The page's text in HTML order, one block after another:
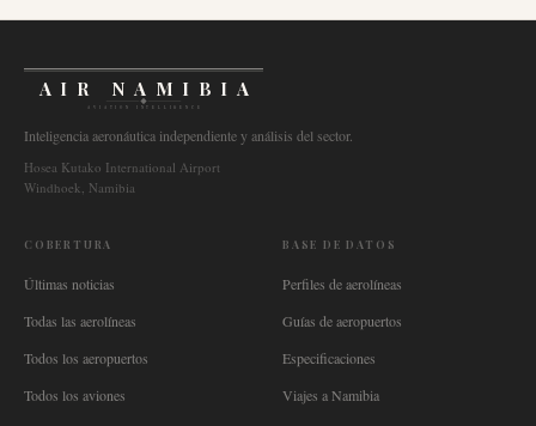
AIR NAMIBIA
AVIATION INTELLIGENCE
Inteligencia aeronáutica independiente y análisis del sector.
Hosea Kutako International Airport
Windhoek, Namibia
COBERTURA
Últimas noticias
Todas las aerolíneas
Todos los aeropuertos
Todos los aviones
BASE DE DATOS
Perfiles de aerolíneas
Guías de aeropuertos
Especificaciones
Viajes a Namibia